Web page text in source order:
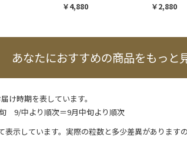
￥4,880 ￥2,880
あなたにおすすめの商品をもっと
け時期を表しています。
9/中より順次＝9月中旬より順次
示しています。実際の粒数と多少差異があります